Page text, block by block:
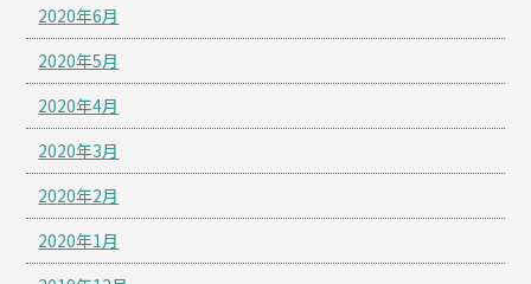
2020年6月
2020年5月
2020年4月
2020年3月
2020年2月
2020年1月